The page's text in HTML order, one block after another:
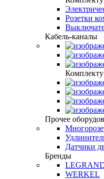
Розетки
Кабель-каналы
Прочее
Датчики
Бренды
WERKEL